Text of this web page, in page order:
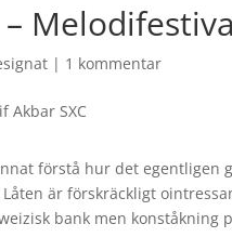
| 1 kommentar
förstå hur det egentligen
Låten är förskräckligt
bank men konståkning